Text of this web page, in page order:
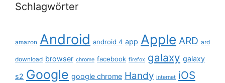
Schlagwörter
amazon Android android 4 app Apple ARD ard
download browser chrome facebook firefox galaxy galaxy
s2 Google google chrome Handy internet iOS